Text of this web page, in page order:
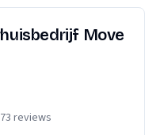
Move
reviews